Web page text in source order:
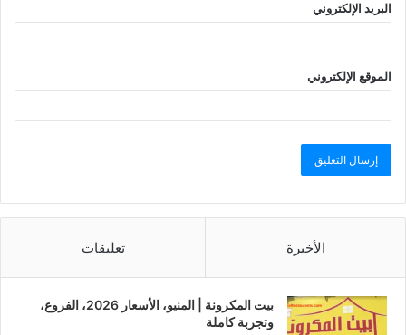
البريد الإلكتروني
الموقع الإلكتروني
الأخيرة تعليقات
بيت المكرونة | المنيو، الأسعار 2026، الفروع،
وتجربة كاملة